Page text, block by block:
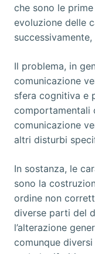
che sono le prime
evoluzione delle
Il problema, in
comunicazione
sfera cognitiva e
comportamentali
comunicazione
altri disturbi
In sostanza, le
sono la
ordine non
diverse parti del
l’alterazione
comunque